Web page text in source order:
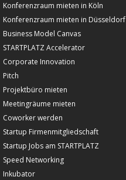
Konferenzraum mieten in Köln
Konferenzraum mieten in Düsseldorf
Business Model Canvas
STARTPLATZ Accelerator
Corporate Innovation
Pitch
Projektbüro mieten
Meetingräume mieten
Coworker werden
Startup Firmenmitgliedschaft
Startup Jobs am STARTPLATZ
Speed Networking
Inkubator